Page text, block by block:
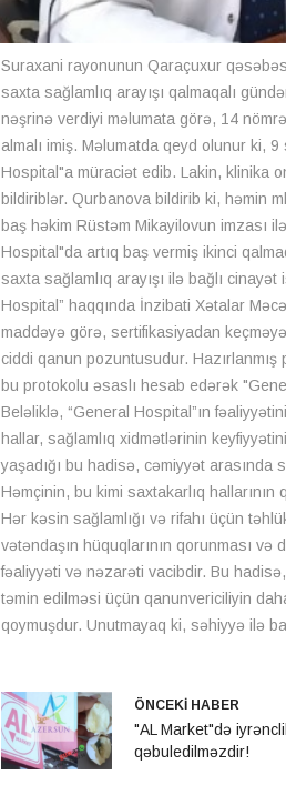
Suraxani rayonunun Qaraçuxur
saxta sağlamlıq arayışı qalmaqalı
nəşrinə verdiyi məlumata görə, 14
almalı imiş. Məlumatda qeyd olunur ki,
Hospital"a müraciət edib. Lakin, klinika
bildiriblər. Qurbanova bildirib ki, həmin
baş həkim Rüstəm Mikayilovun imzası
Hospital"da artıq baş vermiş ikinci
saxta sağlamlıq arayışı ilə bağlı cinayət
Hospital” haqqında İnzibati Xətalar
maddəyə görə, sertifikasiyadan
ciddi qanun pozuntusudur.
bu protokolu əsaslı hesab edərək
Beləliklə, “General Hospital”ın
hallar, sağlamlıq xidmətlərinin
yaşadığı bu hadisə, cəmiyyət arasında
Həmçinin, bu kimi saxtakarlıq hallarının
Hər kəsin sağlamlığı və rifahı üçün
vətəndaşın hüquqlarının qorunması
fəaliyyəti və nəzarəti vacibdir. Bu
təmin edilməsi üçün qanunvericiliyin
qoymuşdur. Unutmayaq ki, səhiyyə ilə
ÖNCEKİ HABER
"AL Market"də
qəbuledilməzdir!